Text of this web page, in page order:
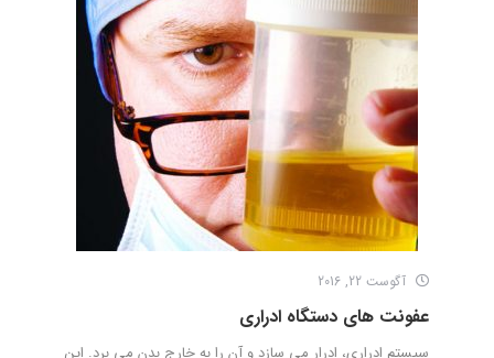
آگوست 22, 2016
عفونت های دستگاه ادراری